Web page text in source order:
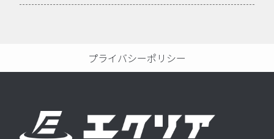
プライバシーポリシー